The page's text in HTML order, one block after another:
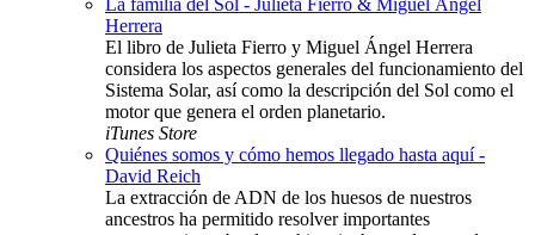
La familia del Sol - Julieta Fierro & Miguel Ángel
Herrera
El libro de Julieta Fierro y Miguel Ángel Herrera
considera los aspectos generales del funcionamiento del
Sistema Solar, así como la descripción del Sol como el
motor que genera el orden planetario.
iTunes Store
Quiénes somos y cómo hemos llegado hasta aquí -
David Reich
La extracción de ADN de los huesos de nuestros
ancestros ha permitido resolver importantes